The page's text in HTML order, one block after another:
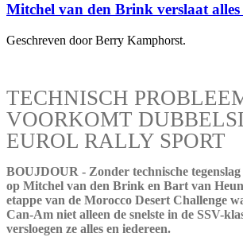
Mitchel van den Brink verslaat alles
Geschreven door Berry Kamphorst.
TECHNISCH
VOORKOMT
EUROL RALLY SPORT
BOUJDOUR - Zonder technische tegenslag
op Mitchel van den Brink en Bart van
etappe van de Morocco Desert Challenge
Can-Am niet alleen de snelste in de SSV-
versloegen ze alles en iedereen.